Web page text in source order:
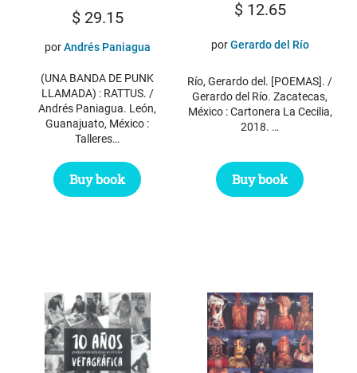
$29.15
porAndrés Paniagua
(UNA BANDA DE PUNK
LLAMADA) : RATTUS. /
Andrés Paniagua. León,
Guanajuato, México :
Talleres…
Buy book
$12.65
porGerardo del Río
Río, Gerardo del. [POEMAS]. /
Gerardo del Río. Zacatecas,
México : Cartonera La Cecilia,
2018. …
Buy book